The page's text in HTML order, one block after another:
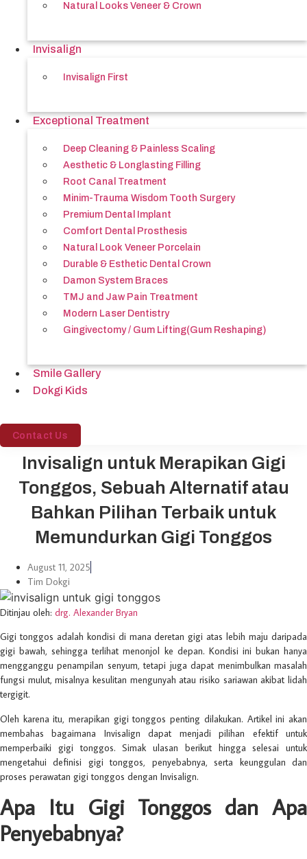
Natural Looks Veneer & Crown
Invisalign
Invisalign First
Exceptional Treatment
Deep Cleaning & Painless Scaling
Aesthetic & Longlasting Filling
Root Canal Treatment
Minim-Trauma Wisdom Tooth Surgery
Premium Dental Implant
Comfort Dental Prosthesis
Natural Look Veneer Porcelain
Durable & Esthetic Dental Crown
Damon System Braces
TMJ and Jaw Pain Treatment
Modern Laser Dentistry
Gingivectomy / Gum Lifting(Gum Reshaping)
Smile Gallery
Dokgi Kids
Contact Us
Invisalign untuk Merapikan Gigi
Tonggos, Sebuah Alternatif atau
Bahkan Pilihan Terbaik untuk
Memundurkan Gigi Tonggos
August 11, 2025
Tim Dokgi
Ditinjau oleh: drg. Alexander Bryan
Gigi tonggos adalah kondisi di mana deretan gigi atas lebih maju daripada
gigi bawah, sehingga terlihat menonjol ke depan. Kondisi ini bukan hanya
mengganggu penampilan senyum, tetapi juga dapat menimbulkan masalah
fungsi mulut, misalnya kesulitan mengunyah atau risiko sariawan akibat lidah
tergigit.
Oleh karena itu, merapikan gigi tonggos penting dilakukan. Artikel ini akan
membahas bagaimana Invisalign dapat menjadi pilihan efektif untuk
memperbaiki gigi tonggos. Simak ulasan berikut hingga selesai untuk
mengetahui definisi gigi tonggos, penyebabnya, serta keunggulan dan
proses perawatan gigi tonggos dengan Invisalign.
Apa Itu Gigi Tonggos dan Apa
Penyebabnya?